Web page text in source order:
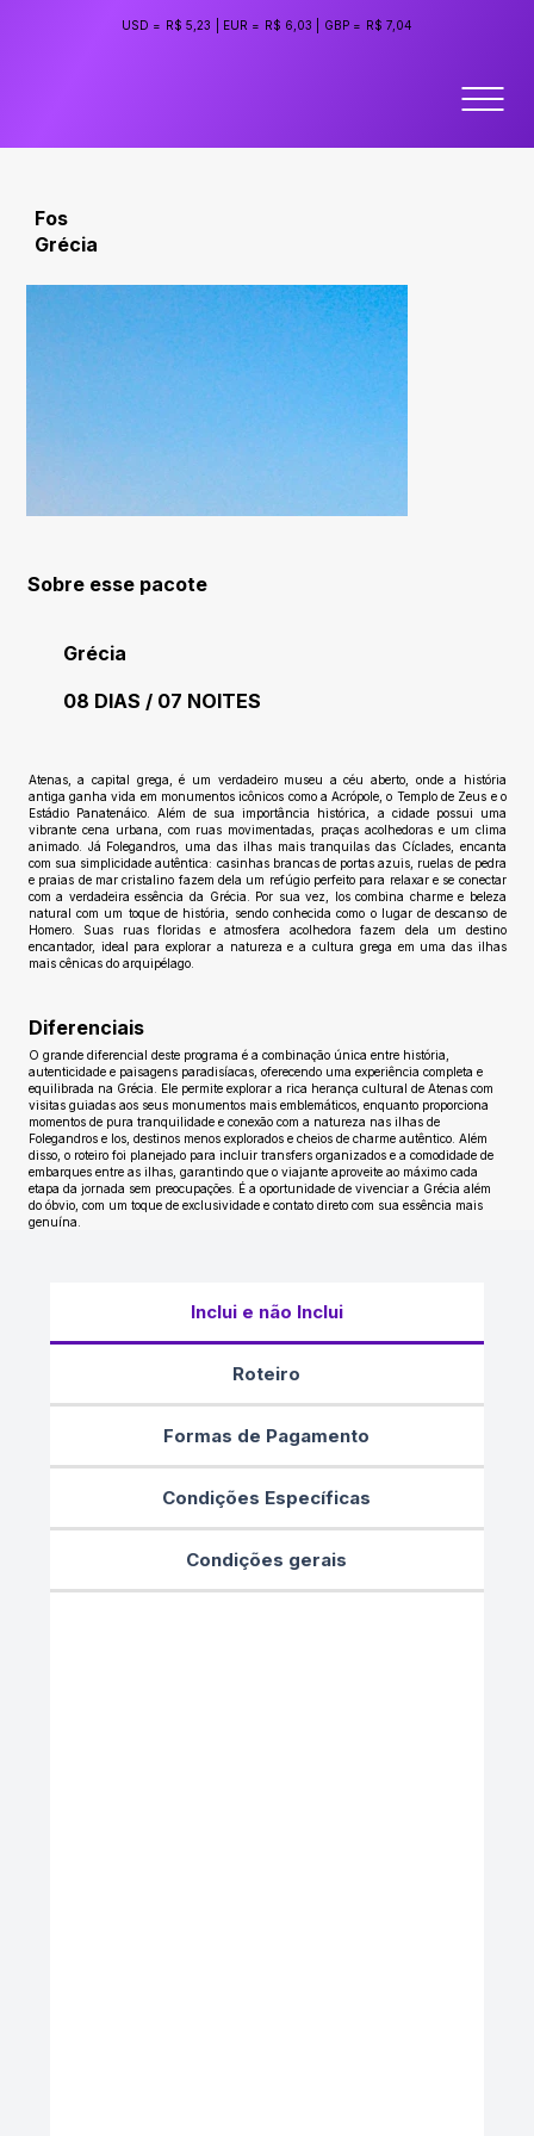
USD = R$ 5,23 EUR = R$ 6,03 GBP = R$ 7,04
Fos
Grécia
Sobre esse pacote
Grécia
08 DIAS / 07 NOITES
Atenas, a capital grega, é um verdadeiro museu a céu aberto, onde a história
antiga ganha vida em monumentos icônicos como a Acrópole, o Templo de Zeus e o
Estádio Panatenáico. Além de sua importância histórica, a cidade possui uma
vibrante cena urbana, com ruas movimentadas, praças acolhedoras e um clima
animado. Já Folegandros, uma das ilhas mais tranquilas das Cíclades, encanta
com sua simplicidade autêntica: casinhas brancas de portas azuis, ruelas de pedra
e praias de mar cristalino fazem dela um refúgio perfeito para relaxar e se conectar
com a verdadeira essência da Grécia. Por sua vez, Ios combina charme e beleza
natural com um toque de história, sendo conhecida como o lugar de descanso de
Homero. Suas ruas floridas e atmosfera acolhedora fazem dela um destino
encantador, ideal para explorar a natureza e a cultura grega em uma das ilhas
mais cênicas do arquipélago.
Diferenciais
O grande diferencial deste programa é a combinação única entre história,
autenticidade e paisagens paradisíacas, oferecendo uma experiência completa e
equilibrada na Grécia. Ele permite explorar a rica herança cultural de Atenas com
visitas guiadas aos seus monumentos mais emblemáticos, enquanto proporciona
momentos de pura tranquilidade e conexão com a natureza nas ilhas de
Folegandros e Ios, destinos menos explorados e cheios de charme autêntico. Além
disso, o roteiro foi planejado para incluir transfers organizados e a comodidade de
embarques entre as ilhas, garantindo que o viajante aproveite ao máximo cada
etapa da jornada sem preocupações. É a oportunidade de vivenciar a Grécia além
do óbvio, com um toque de exclusividade e contato direto com sua essência mais
genuína.
Inclui e não Inclui
Roteiro
Formas de Pagamento
Condições Específicas
Condições gerais